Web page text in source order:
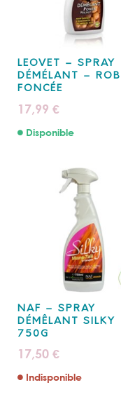
LEOVET – SPRAY
DÉMÉLANT –
FONCÉE
17,99 €
Disponible
NAF – SPRAY
DÉMÊLANT SILKY
750G
17,50 €
Indisponible